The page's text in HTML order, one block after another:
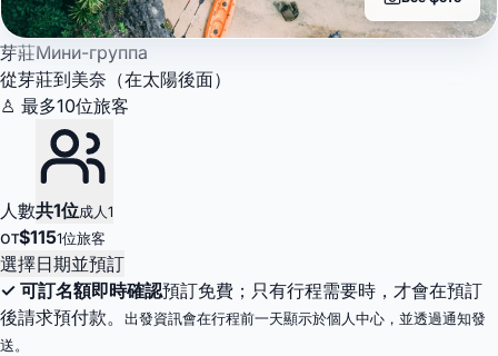
芽莊Мини-группа
從芽莊到美奈（在太陽後面）
♙ 最多10位旅客
人數共1位成人1
от$1151位旅客
選擇日期並預訂
✓ 可訂名額即時確認預訂免費；只有行程需要時，才會在預訂
後請求預付款。
出發資訊會在行程前一天顯示於個人中心，並透過通知發
送。